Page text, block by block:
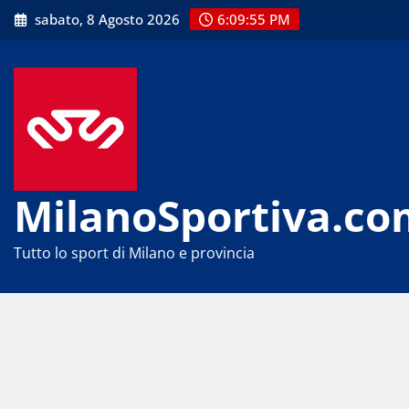
Skip
to
sabato, 8 Agosto 2026 6:09:55 PM
Tutto lo sport di Milano e provincia